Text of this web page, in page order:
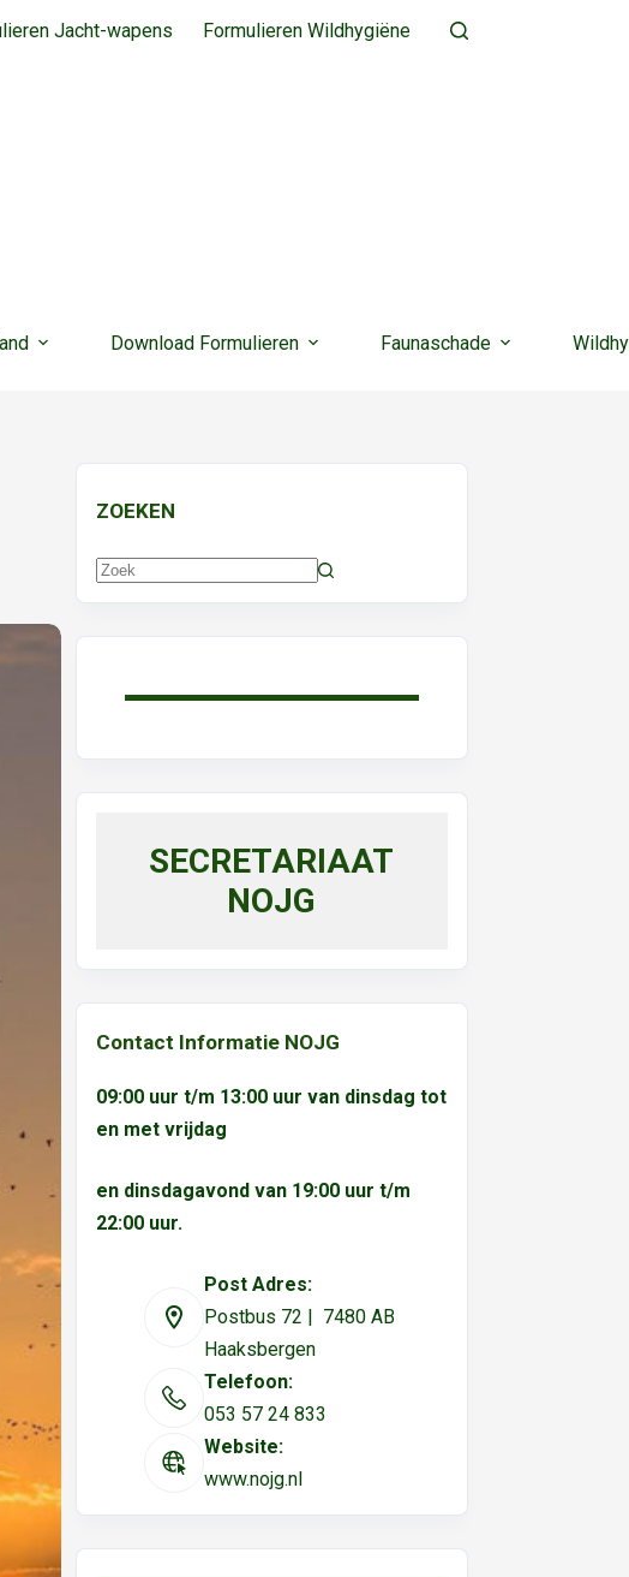
Jacht-wapens Formulieren Wildhygiëne
Download Formulieren Faunaschade
ZOEKEN
Geen
SECRETARIAAT
NOJG
Contact Informatie NOJG
09:00 uur t/m 13:00 uur van dinsdag tot
en met vrijdag
en dinsdagavond van 19:00 uur t/m
22:00 uur.
Post Adres:
Postbus 72 | 7480 AB
Haaksbergen
Telefoon:
053 57 24 833
Website:
www.nojg.nl